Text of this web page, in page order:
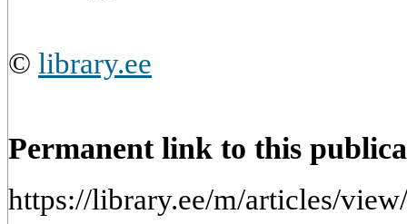
© library.ee
Permanent link to this
https://library.ee/m/articles/